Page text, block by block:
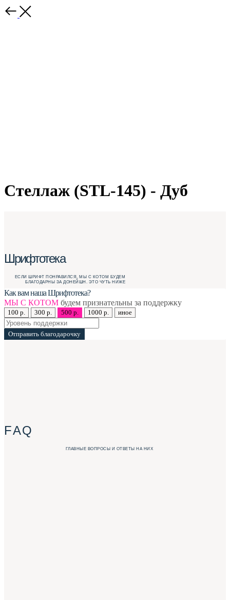
Стеллаж (STL-145) - Дуб
Шрифтотека
ЕСЛИ ШРИФТ ПОНРАВИЛСЯ, МЫ С КОТОМ БУДЕМ
БЛАГОДАРНЫ ЗА ДОНЕЙШН. ЭТО ЧУТЬ НИЖЕ
Как вам наша Шрифтотека?
МЫ С КОТОМ будем признательны за поддержку
100 р. 300 р. 500 р. 1000 р. иное
Отправить благодарочку
F A Q
ГЛАВНЫЕ ВОПРОСЫ И ОТВЕТЫ НА НИХ